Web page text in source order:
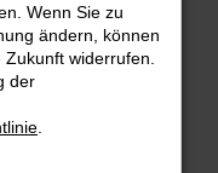
können:
deine
Wenn Sie zu
ändern, können
widerrufen.
der